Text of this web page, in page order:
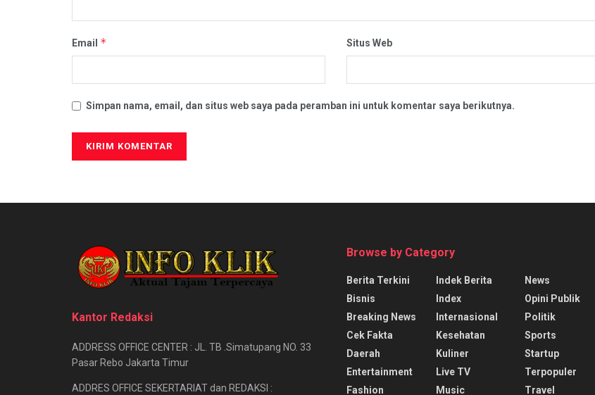
Email * Situs Web
Simpan nama, email, dan situs web saya pada peramban ini untuk komentar saya berikutnya.
Kantor Redaksi
ADDRESS OFFICE CENTER : JL. TB .Simatupang NO. 33
Pasar Rebo Jakarta Timur
ADDRES OFFICE SEKERTARIAT dan REDAKSI :
Browse by Category
Berita Terkini
Bisnis
Breaking News
Cek Fakta
Daerah
Entertainment
Fashion
Indek Berita
Index
Internasional
Kesehatan
Kuliner
Live TV
Music
News
Opini Publik
Politik
Sports
Startup
Terpopuler
Travel